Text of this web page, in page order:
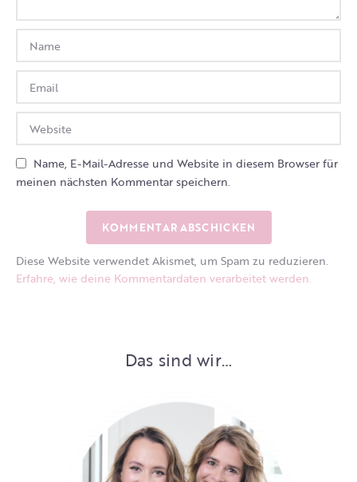
Name, E-Mail-Adresse und Website in diesem Browser für
meinen nächsten Kommentar speichern.
Diese Website verwendet Akismet, um Spam zu reduzieren.
Erfahre, wie deine Kommentardaten verarbeitet werden.
Das sind wir…